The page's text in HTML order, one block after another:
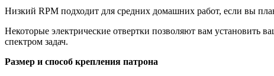
Низкий RPM подходит для средних домашних работ, если вы
Некоторые электрические отвертки позволяют вам установить
спектром задач.
Размер и способ крепления патрона